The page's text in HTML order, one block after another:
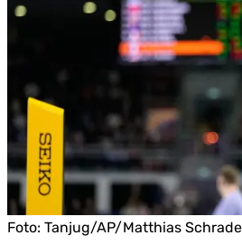
Foto: Tanjug/AP/Matthias